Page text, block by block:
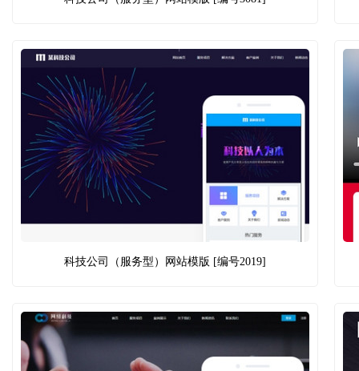
科技公司（服务型）网站模版 [编号2019]